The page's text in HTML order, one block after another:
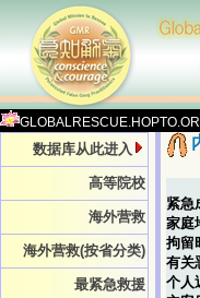
数据库从此进入
高等院校
海外营救
海外营救(按省分类)
最紧急救援
紧急
家庭
拘留
有关
个人